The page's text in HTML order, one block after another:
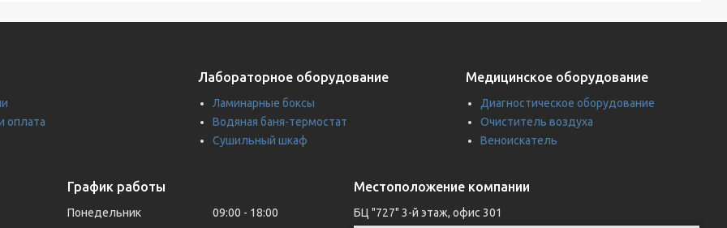
оплата
Лабораторное оборудование
Ламинарные боксы
Водяная баня-термостат
Сушильный шкаф
Медицинское оборудование
Диагностическое оборудование
Очиститель воздуха
Веноискатель
График работы
Понедельник 09:00
18:00
Местоположение компании
БЦ "727" 3-й этаж, офис 301